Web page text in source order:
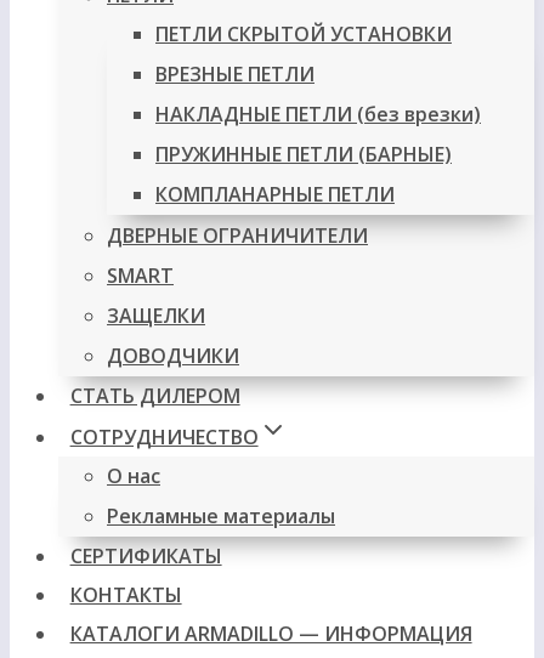
ПЕТЛИ СКРЫТОЙ УСТАНОВКИ
ВРЕЗНЫЕ ПЕТЛИ
НАКЛАДНЫЕ ПЕТЛИ (без врезки)
ПРУЖИННЫЕ ПЕТЛИ (БАРНЫЕ)
КОМПЛАНАРНЫЕ ПЕТЛИ
ДВЕРНЫЕ ОГРАНИЧИТЕЛИ
SMART
ЗАЩЕЛКИ
ДОВОДЧИКИ
СТАТЬ ДИЛЕРОМ
СОТРУДНИЧЕСТВО
О нас
Рекламные материалы
СЕРТИФИКАТЫ
КОНТАКТЫ
КАТАЛОГИ ARMADILLO — ИНФОРМАЦИЯ